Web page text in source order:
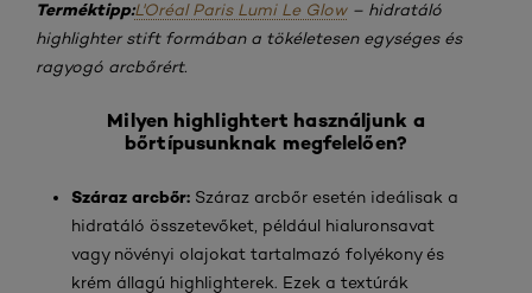
Terméktipp:L'Oréal Paris Lumi Le Glow– hidratáló
highlighter stift formában a tökéletesen egységes és
ragyogó arcbőrért.
Milyen highlightert használjunk a
bőrtípusunknak megfelelően?
Száraz arcbőr: Száraz arcbőr esetén ideálisak a
hidratáló összetevőket, például hialuronsavat
vagy növényi olajokat tartalmazó folyékony és
krém állagú highlighterek. Ezek a textúrák